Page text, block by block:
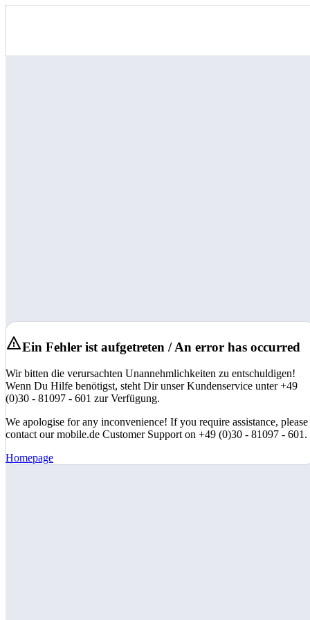
Ein Fehler ist aufgetreten / An error has occurred
Wir bitten die verursachten Unannehmlichkeiten zu entschuldigen!
Wenn Du Hilfe benötigst, steht Dir unser Kundenservice unter +49
(0)30 - 81097 - 601 zur Verfügung.
We apologise for any inconvenience! If you require assistance, please
contact our mobile.de Customer Support on +49 (0)30 - 81097 - 601.
Homepage